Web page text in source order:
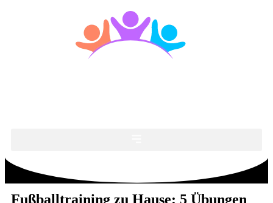
Fußballtraining zu Hause: 5 Übungen